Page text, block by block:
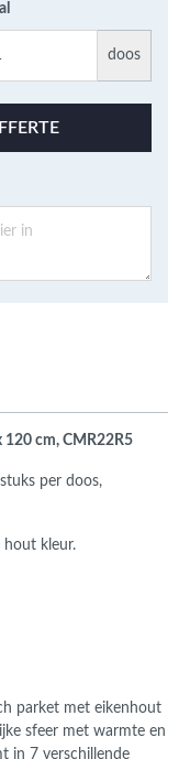
doos
120 cm, CMR22R5
per doos,
hout kleur.
parket met eikenhout
sfeer met warmte en
in 7 verschillende